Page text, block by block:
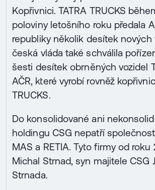
Kopřivnici. TATRA TRUCKS
poloviny letošního roku předala
republiky několik desítek nových
česká vláda také schválila
šesti desítek obrněných vozidel
AČR, které vyrobí rovněž
TRUCKS.
Do konsolidované ani
holdingu CSG nepatří
MAS a RETIA. Tyto firmy od roku
Michal Strnad, syn majitele CSG
Strnada.